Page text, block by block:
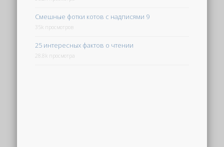
Смешные фотки котов с надписями 9
35k просмотров
25 интересных фактов о чтении
28.8k просмотра